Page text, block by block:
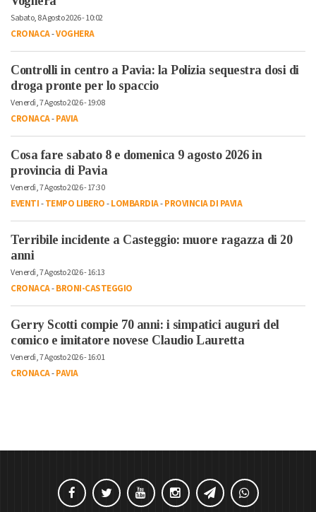
Sabato, 8 Agosto 2026 - 10:02
CRONACA-VOGHERA
Controlli in centro a Pavia: la Polizia sequestra dosi di
droga pronte per lo spaccio
Venerdì, 7 Agosto 2026 - 19:08
CRONACA-PAVIA
Cosa fare sabato 8 e domenica 9 agosto 2026 in
provincia di Pavia
Venerdì, 7 Agosto 2026 - 17:30
EVENTI-TEMPO LIBERO-LOMBARDIA-PROVINCIA DI PAVIA
Terribile incidente a Casteggio: muore ragazza di 20
anni
Venerdì, 7 Agosto 2026 - 16:13
CRONACA-BRONI-CASTEGGIO
Gerry Scotti compie 70 anni: i simpatici auguri del
comico e imitatore novese Claudio Lauretta
Venerdì, 7 Agosto 2026 - 16:01
CRONACA-PAVIA